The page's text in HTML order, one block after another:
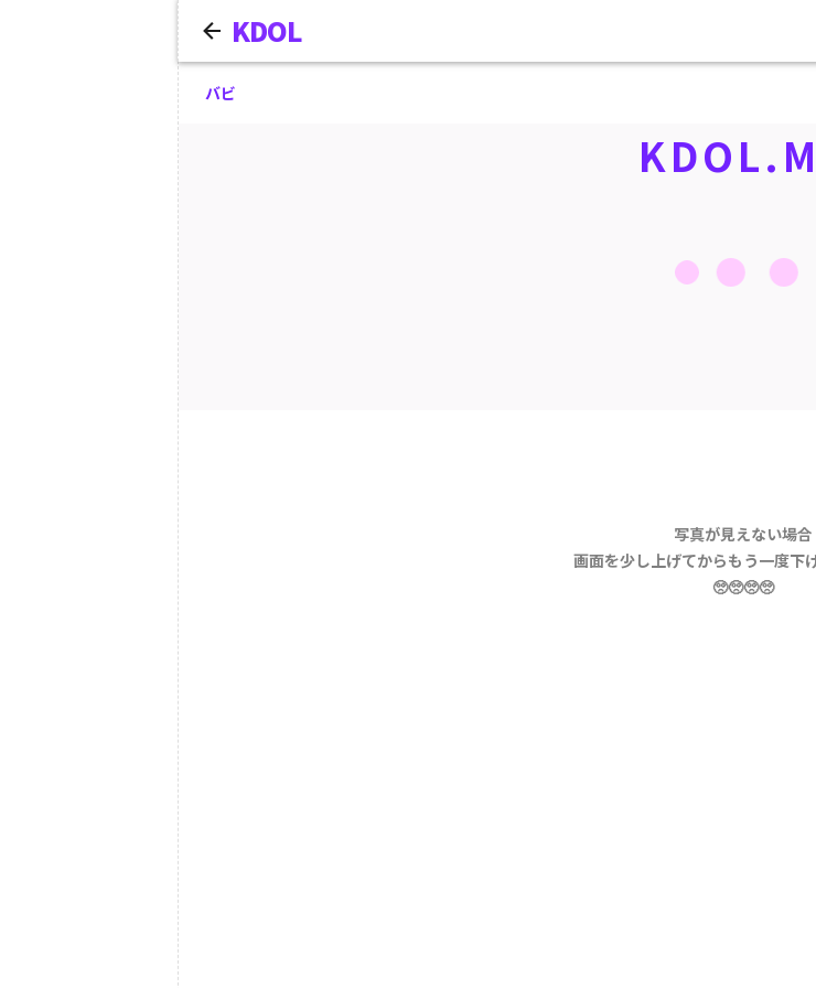
KDOL
バビ
写真が見えない場合
画面を少し上げてからもう一度下
🥺🥺🥺🥺